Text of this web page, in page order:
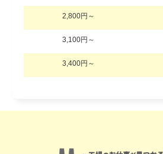
2,800円～
3,100円～
3,400円～